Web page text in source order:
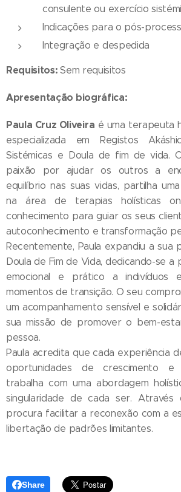
consulente ou exercício
Indicações para o pós-
Integração e despedida
Requisitos:Sem requisitos
Apresentação biográfica:
Paula Cruz Oliveira é uma terapeuta
especializada em Registos
Sistémicas e Doula de fim de vida.
paixão por ajudar os outros a
equilíbrio nas suas vidas, partilha
na área de terapias holísticas
conhecimento para guiar os seus
autoconhecimento e transformação
Recentemente, Paula expandiu a sua
Doula de Fim de Vida, dedicando-se
emocional e prático a indivíduos
momentos de transição. O seu
um acompanhamento sensível e
sua missão de promover o bem-
pessoa.
Paula acredita que cada experiência
oportunidades de crescimento e
trabalha com uma abordagem
singularidade de cada ser. Através
procura facilitar a reconexão com a
libertação de padrões limitantes.
Share